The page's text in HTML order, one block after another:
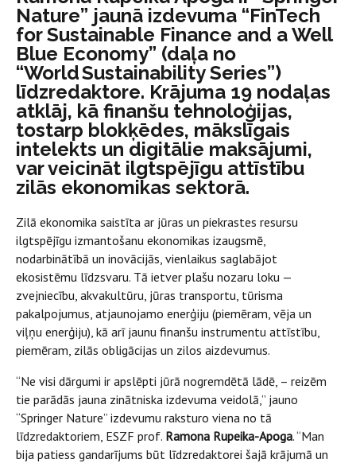
Nature” jaunā izdevuma “FinTech
for Sustainable Finance and a Well
Blue Economy” (daļa no
“World Sustainability Series”)
līdzredaktore. Krājuma 19 nodaļas
atklāj, kā finanšu tehnoloģijas,
tostarp blokķēdes, mākslīgais
intelekts un digitālie maksājumi,
var veicināt ilgtspējīgu attīstību
zilās ekonomikas sektorā.
Zilā ekonomika saistīta ar jūras un piekrastes resursu
ilgtspējīgu izmantošanu ekonomikas izaugsmē,
nodarbinātībā un inovācijās, vienlaikus saglabājot
ekosistēmu līdzsvaru. Tā ietver plašu nozaru loku —
zvejniecību, akvakultūru, jūras transportu, tūrisma
pakalpojumus, atjaunojamo enerģiju (piemēram, vēja un
viļņu enerģiju), kā arī jaunu finanšu instrumentu attīstību,
piemēram, zilās obligācijas un zilos aizdevumus.
“Ne visi dārgumi ir apslēpti jūrā nogremdētā lādē, – reizēm
tie parādās jauna zinātniska izdevuma veidolā,” jauno
“Springer Nature” izdevumu raksturo viena no tā
līdzredaktoriem, ESZF prof. Ramona Rupeika-Apoga. “Man
bija patiess gandarījums būt līdzredaktorei šajā krājumā un